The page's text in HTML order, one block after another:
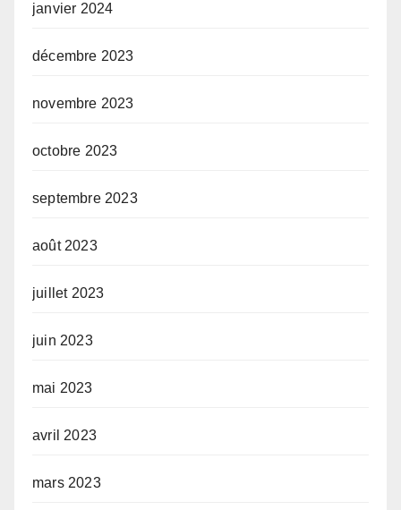
janvier 2024
décembre 2023
novembre 2023
octobre 2023
septembre 2023
août 2023
juillet 2023
juin 2023
mai 2023
avril 2023
mars 2023